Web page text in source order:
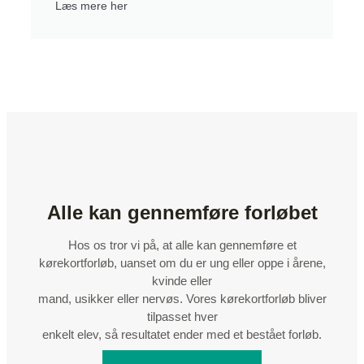
Læs mere her
Alle kan gennemføre forløbet
Hos os tror vi på, at alle kan gennemføre et
kørekortforløb, uanset om du er ung eller oppe i årene,
kvinde eller
mand, usikker eller nervøs. Vores kørekortforløb bliver
tilpasset hver
enkelt elev, så resultatet ender med et bestået forløb.